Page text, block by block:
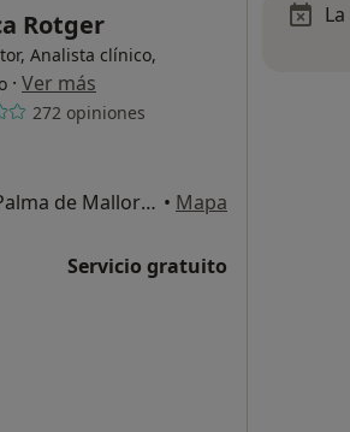
Rotger
Analista clínico,
· Ver más
272 opiniones
Cl. Santiago Rusiñol, 9, Palma de Mallorca • Mapa
Servicio gratuito